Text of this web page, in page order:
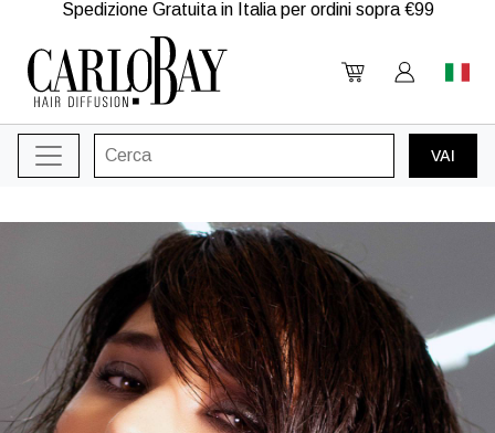
Spedizione Gratuita in Italia per ordini sopra €99